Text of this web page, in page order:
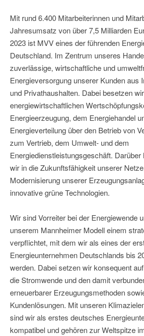
Mit rund 6.400 Mitarbeiterinnen und
Jahresumsatz von über 7,5 Milliarden
2023 ist MVV eines der führenden
Deutschland. Im Zentrum unseres
zuverlässige, wirtschaftliche und
Energieversorgung unserer Kunden aus
und Privathaushalten. Dabei besetzen
energiewirtschaftlichen
Energieerzeugung, dem Energiehandel
Energieverteilung über den Betrieb von
zum Vertrieb, dem Umwelt- und dem
Energiedienstleistungsgeschäft.
wir in die Zukunftsfähigkeit unserer
Modernisierung unserer
innovative grüne Technologien.
Wir sind Vorreiter bei der Energiewende
unserem Mannheimer Modell einem
verpflichtet, mit dem wir als eines der
Energieunternehmen Deutschlands bis
werden. Dabei setzen wir konsequent
die Stromwende und den damit
erneuerbarer Erzeugungsmethoden
Kundenlösungen. Mit unseren
sind wir als erstes deutsches
kompatibel und gehören zur Weltspitze